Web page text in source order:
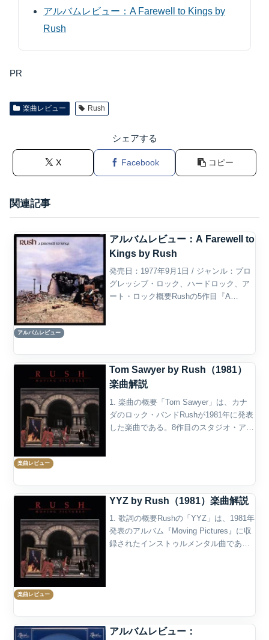
アルバムレビュー：A Farewell to Kings by
Rush
PR
楽曲レビュー Rush
シェアする
X Facebook コピー
関連記事
アルバムレビュー
アルバムレビュー：A Farewell to
Kings by Rush
発売日：1977年9月1日 / ジャンル：プロ
グレッシブ・ロック、ハードロック、ア
ート・ロック概要Rushの5作目『A
楽曲レビュー
Tom Sawyer by Rush（1981）
楽曲解説
1. 楽曲の概要「Tom Sawyer」は、カナ
ダのロック・バンドRushが1981年に発表
した楽曲である。8作目のスタジオ・アル
楽曲レビュー
YYZ by Rush（1981）楽曲解説
1. 歌詞の概要Rushの「YYZ」は、1981年
発表のアルバム『Moving Pictures』に収
録されたインストゥルメンタル曲であ
アルバムレビュー：